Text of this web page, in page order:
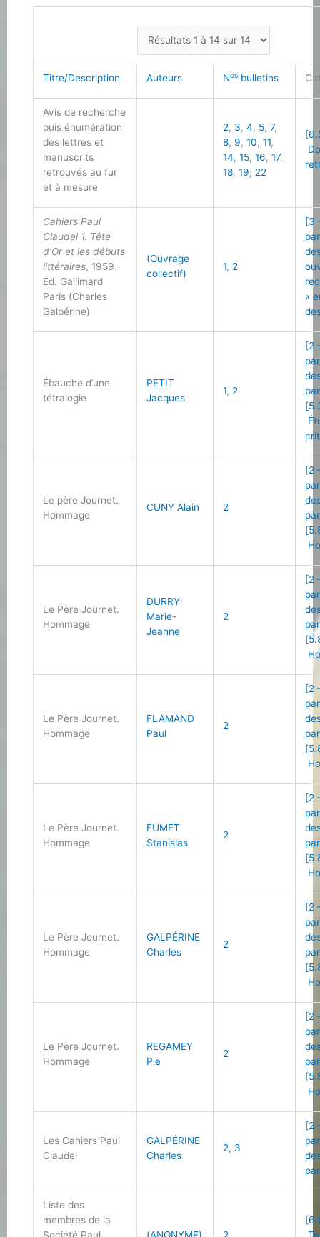
Titre/Description Auteurs Nos bulletins
Avis de recherche
puis énumération
des lettres et
manuscrits
retrouvés au fur
et à mesure
2, 3,4, 5,7,
8, 9,10,11,
14,15,16,17,
18,19, 22
Cahiers Paul
Claudel 1. Tête
d’Or et les débuts
littéraires, 1959.
Éd. Gallimard
Paris (Charles
Galpérine)
(Ouvrage
collectif)
1, 2
[3
«
Ébauche d’une
tétralogie
PETIT
Jacques
1, 2
[2
Le père Journet.
Hommage
CUNY Alain 2
[2
Le Père Journet.
Hommage
DURRY
Marie-
Jeanne
2
[2
Le Père Journet.
Hommage
FLAMAND
Paul
2
[2
Le Père Journet.
Hommage
FUMET
Stanislas
2
[2
Le Père Journet.
Hommage
GALPÉRINE
Charles
2
[2
Le Père Journet.
Hommage
REGAMEY
Pie
2
[2
Les Cahiers Paul
Claudel
GALPÉRINE
Charles
2, 3
[2
Liste des
membres de la